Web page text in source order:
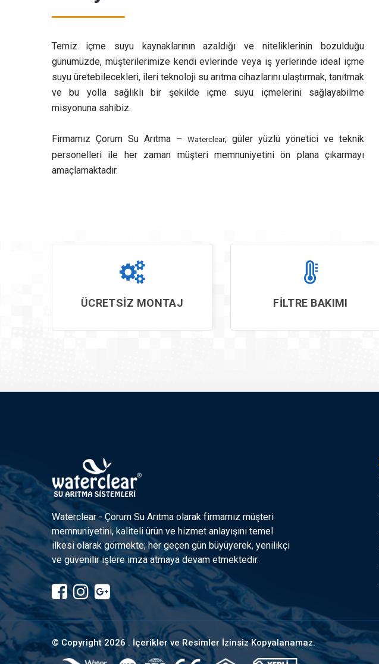
Temiz içme suyu kaynaklarının azaldığı ve niteliklerinin bozulduğu
günümüzde, müşterilerimize kendi evlerinde veya iş yerlerinde ideal içme
suyu üretebilecekleri, ileri teknoloji su arıtma cihazlarını ulaştırmak, tanıtmak
ve bu yolla sağlıklı bir şekilde içme suyu içmelerini sağlayabilme
misyonuna sahibiz.
Firmamız Çorum Su Arıtma – Waterclear; güler yüzlü yönetici ve teknik
personelleri ile her zaman müşteri memnuniyetini ön plana çıkarmayı
amaçlamaktadır.
ÜCRETSİZ MONTAJ FİLTRE BAKIMI
Waterclear - Çorum Su Arıtma olarak firmamız müşteri
memnuniyetini, kaliteli ürün ve hizmet anlayışını temel
ilkesi olarak görmekte; her geçen gün büyüyerek, yenilikçi
ve güvenilir işlere imza atmaya devam etmektedir.
© Copyright2026 . İçerikler ve Resimler İzinsiz Kopyalanamaz.